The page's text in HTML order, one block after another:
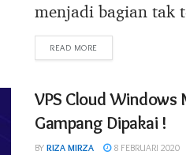
menjadi bagian tak
READ MORE
VPS Cloud Windows
Gampang Dipakai !
BY RIZA MIRZA 8 FEBRUARI 2020